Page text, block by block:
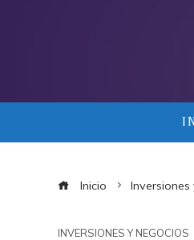
Inicio
INVERSIONES Y NEGOCIOS